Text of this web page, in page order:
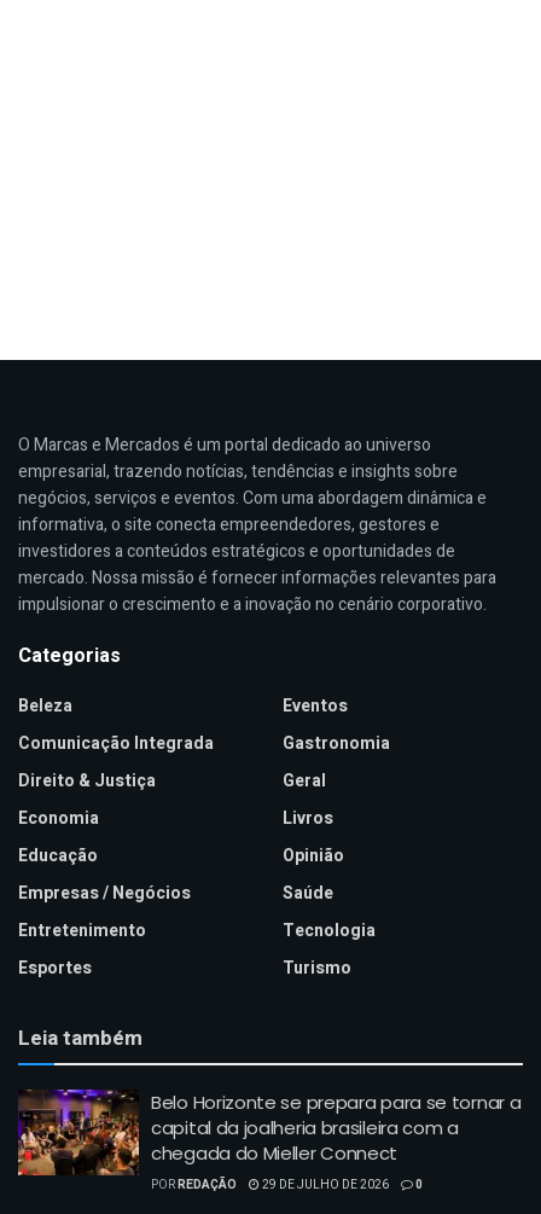
O Marcas e Mercados é um portal dedicado ao universo
empresarial, trazendo notícias, tendências e insights sobre
negócios, serviços e eventos. Com uma abordagem dinâmica e
informativa, o site conecta empreendedores, gestores e
investidores a conteúdos estratégicos e oportunidades de
mercado. Nossa missão é fornecer informações relevantes para
impulsionar o crescimento e a inovação no cenário corporativo.
Categorias
Beleza
Comunicação Integrada
Direito & Justiça
Economia
Educação
Empresas / Negócios
Entretenimento
Esportes
Eventos
Gastronomia
Geral
Livros
Opinião
Saúde
Tecnologia
Turismo
Leia também
Belo Horizonte se prepara para se tornar a
capital da joalheria brasileira com a
chegada do Mieller Connect
PORREDAÇÃO 29 DE JULHO DE 2026 0